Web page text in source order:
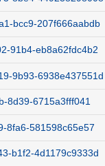
bcc9-207f666aabdb
91b4-eb8a62fdc4b2
9b93-6938e437551d
8d39-6715a3fff041
8fa6-581598c65e57
b1f2-4d1179c9333d